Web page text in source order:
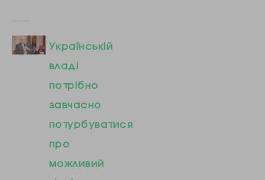
Українській
владі
потрібно
завчасно
потурбуватися
про
можливий